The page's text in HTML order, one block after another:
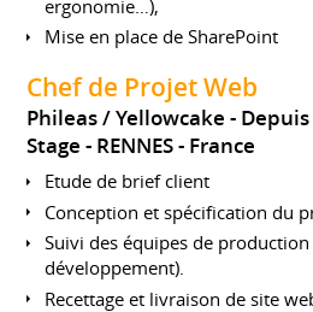
ergonomie…),
Mise en place de SharePoint
Chef de Projet Web
Phileas / Yellowcake
Stage
RENNES France
Etude de brief client
Conception et spécification du
Suivi des équipes de
développement).
Recettage et livraison de site